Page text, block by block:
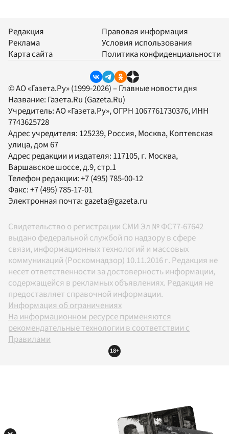
Редакция
Реклама
Карта сайта
Правовая информация
Условия использования
Политика конфиденциальности
© АО «Газета.Ру» (1999-2026) – Главные новости дня
Название: Газета.Ru (Gazeta.Ru)
Учредитель:АО «Газета.Ру», ОГРН 1067761730376, ИНН
7743625728
Адрес учредителя: 125239, Россия, Москва, Коптевская
улица, дом 67
Адрес редакции и издателя: 117105, г. Москва,
Варшавское шоссе, д.9, стр.1
Телефон редакции:+7 (495) 785-00-12
Факс:+7 (495) 785-17-01
Электронная почта: gazeta@gazeta.ru
Свидетельство о регистрации СМИ Эл № ФС77-67642
выдано федеральной службой по надзору в сфере
связи, информационных технологий и массовых
коммуникаций (Роскомнадзор) 10.11.2016 г. Редакция не
несет ответственности за достоверность информации,
содержащейся в рекламных объявлениях. Редакция не
предоставляет справочной информации.
Информация об ограничениях
На информационном ресурсе применяются
рекомендательные технологии в соответствии с
Правилами
18+